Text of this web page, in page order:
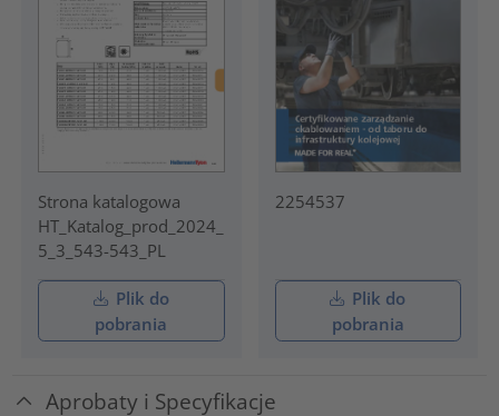
Strona katalogowa
HT_Katalog_prod_2024_
5_3_543-543_PL
Plik do
pobrania
2254537
Plik do
pobrania
Aprobaty i Specyfikacje